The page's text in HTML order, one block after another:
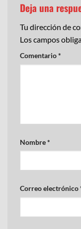
Deja una
Tu dirección de
Los campos
Comentario*
Nombre*
Correo electrónico